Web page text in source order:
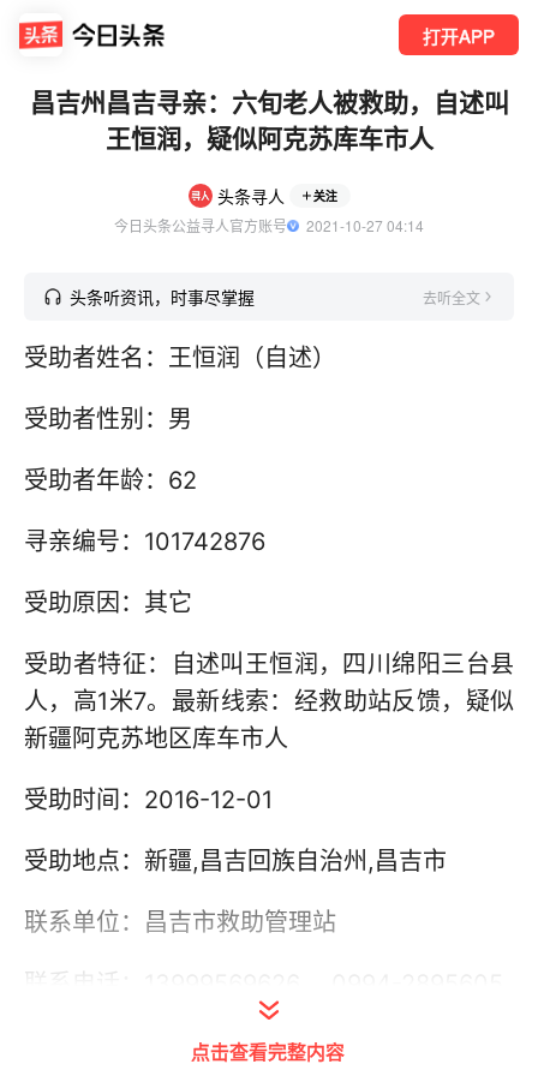
打开APP
昌吉州昌吉寻亲：六旬老人被救助，自述叫
王恒润，疑似阿克苏库车市人
头条寻人 关注
今日头条公益寻人官方账号
  2021-10-27 04:14
头条听资讯，时事尽掌握 去听全文
受助者姓名：王恒润（自述）
受助者性别：男
受助者年龄：62
寻亲编号：101742876
受助原因：其它
受助者特征：自述叫王恒润，四川绵阳三台县
人，高1米7。最新线索：经救助站反馈，疑似
新疆阿克苏地区库车市人
受助时间：2016-12-01
受助地点：新疆,昌吉回族自治州,昌吉市
联系单位：昌吉市救助管理站
联系电话：13999569626， 0994-2895605
点击查看完整内容